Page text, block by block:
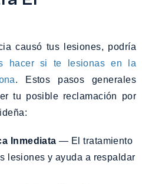
causó tus lesiones, podría
hacer si te lesionas en la
. Estos pasos generales
tu posible reclamación por
Inmediata— El tratamiento
lesiones y ayuda a respaldar